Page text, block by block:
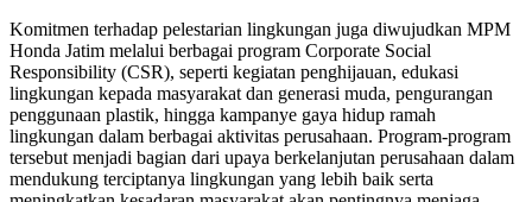
Komitmen terhadap pelestarian lingkungan juga diwujudkan MPM
Honda Jatim melalui berbagai program Corporate Social
Responsibility (CSR), seperti kegiatan penghijauan, edukasi
lingkungan kepada masyarakat dan generasi muda, pengurangan
penggunaan plastik, hingga kampanye gaya hidup ramah
lingkungan dalam berbagai aktivitas perusahaan. Program-program
tersebut menjadi bagian dari upaya berkelanjutan perusahaan dalam
mendukung terciptanya lingkungan yang lebih baik serta